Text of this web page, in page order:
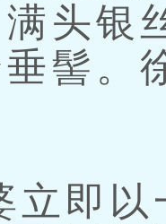
头银
垂髻。
即以